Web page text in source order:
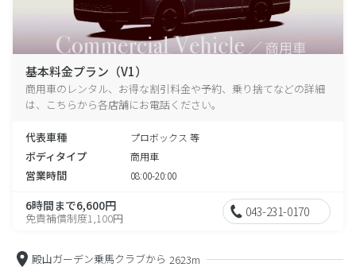
基本料金プラン（V1）
商用車のレンタル、お得な割引料金や予約、乗り捨てなどの詳細
は、こちらから各店舗にお電話ください。
代表車種 プロボックス 等
ボディタイプ 商用車
営業時間 08:00-20:00
6時間まで6,600円
免責補償制度1,100円 043-231-0170
殿山ガーデン乗馬クラブから 2623m